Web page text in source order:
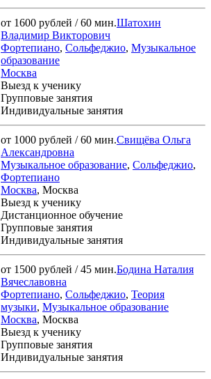
от 1600 рублей / 60 мин.Шатохин
Владимир Викторович
Фортепиано, Сольфеджио, Музыкальное
образование
Москва
Выезд к ученику
Групповые занятия
Индивидуальные занятия
от 1000 рублей / 60 мин.Свищёва Ольга
Александровна
Музыкальное образование, Сольфеджио,
Фортепиано
Москва, Москва
Выезд к ученику
Дистанционное обучение
Групповые занятия
Индивидуальные занятия
от 1500 рублей / 45 мин.Бодина Наталия
Вячеславовна
Фортепиано, Сольфеджио, Теория
музыки, Музыкальное образование
Москва, Москва
Выезд к ученику
Групповые занятия
Индивидуальные занятия